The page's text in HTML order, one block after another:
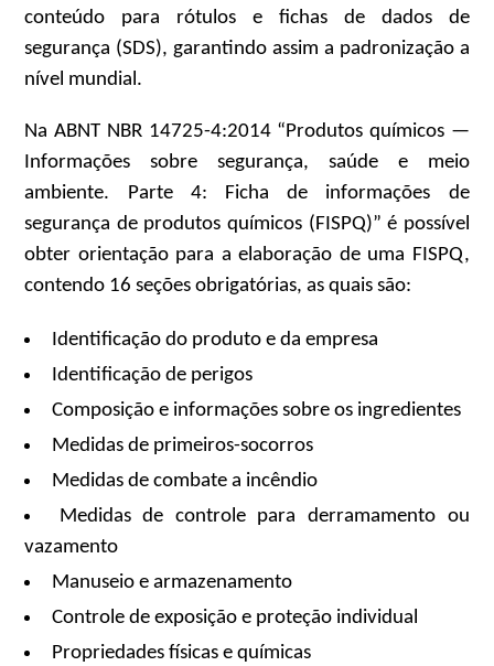
conteúdo para rótulos e fichas de dados de
segurança (SDS), garantindo assim a padronização a
nível mundial.
Na ABNT NBR 14725-4:2014 “Produtos químicos —
Informações sobre segurança, saúde e meio
ambiente. Parte 4: Ficha de informações de
segurança de produtos químicos (FISPQ)” é possível
obter orientação para a elaboração de uma FISPQ,
contendo 16 seções obrigatórias, as quais são:
Identificação do produto e da empresa
Identificação de perigos
Composição e informações sobre os ingredientes
Medidas de primeiros-socorros
Medidas de combate a incêndio
Medidas de controle para derramamento ou
vazamento
Manuseio e armazenamento
Controle de exposição e proteção individual
Propriedades físicas e químicas